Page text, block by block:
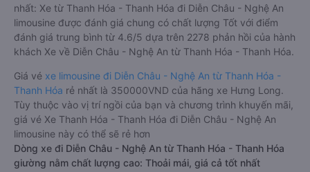
nhất: Xe từ Thanh Hóa - Thanh Hóa đi Diễn Châu - Nghệ An
limousine được đánh giá chung có chất lượng Tốt với điểm
đánh giá trung bình từ 4.6/5 dựa trên 2278 phản hồi của hành
khách Xe về Diễn Châu - Nghệ An từ Thanh Hóa - Thanh Hóa.
Giá vé xe limousine đi Diễn Châu - Nghệ An từ Thanh Hóa -
Thanh Hóa rẻ nhất là 350000VND của hãng xe Hưng Long.
Tùy thuộc vào vị trí ngồi của bạn và chương trình khuyến mãi,
giá vé Xe Thanh Hóa - Thanh Hóa đi Diễn Châu - Nghệ An
limousine này có thể sẽ rẻ hơn
Dòng xe đi Diễn Châu - Nghệ An từ Thanh Hóa - Thanh Hóa
giường nằm chất lượng cao: Thoải mái, giá cả tốt nhất